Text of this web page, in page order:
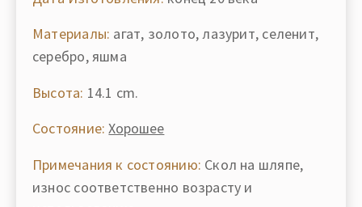
Материалы: агат, золото, лазурит, селенит,
серебро, яшма
Высота: 14.1 cm.
Состояние: Хорошее
Примечания к состоянию: Скол на шляпе,
износ соответственно возрасту и